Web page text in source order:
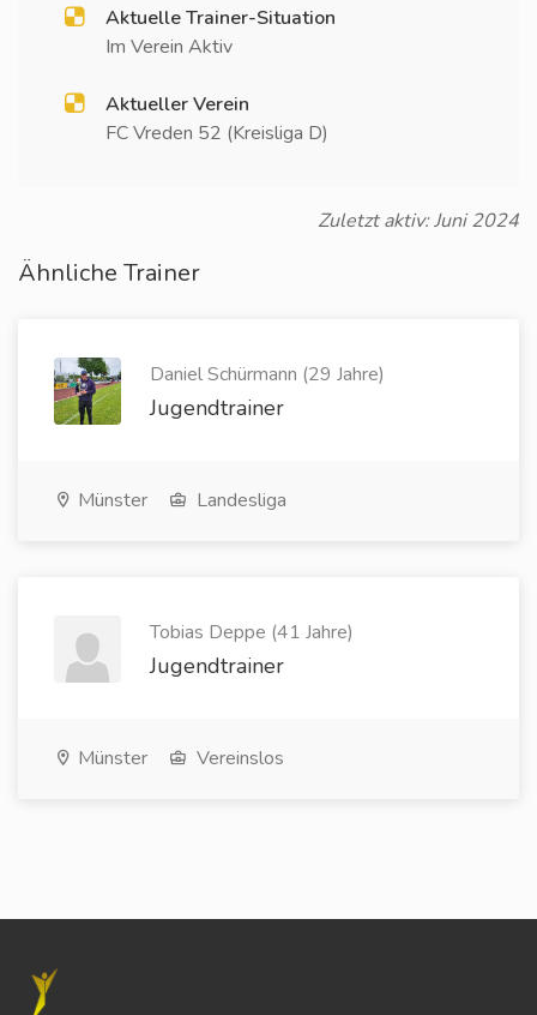
Aktuelle Trainer-Situation
Im Verein Aktiv
Aktueller Verein
FC Vreden 52 (Kreisliga D)
Zuletzt aktiv: Juni 2024
Ähnliche Trainer
Daniel Schürmann (29 Jahre)
Jugendtrainer
Münster Landesliga
Tobias Deppe (41 Jahre)
Jugendtrainer
Münster Vereinslos